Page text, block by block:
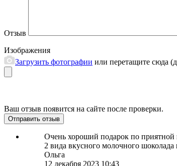
Отзыв
Изображения
Загрузить фотографии или перетащите сюда
Ваш отзыв появится на сайте после проверки.
Отправить отзыв
Очень хороший подарок по приятной
2 вида вкусного молочного
Ольга
12 декабря 2023 10:43